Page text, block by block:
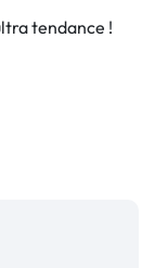
tendance !